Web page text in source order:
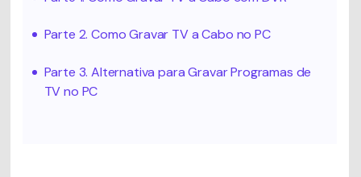
Parte 2. Como Gravar TV a Cabo no PC
Parte 3. Alternativa para Gravar Programas de
TV no PC